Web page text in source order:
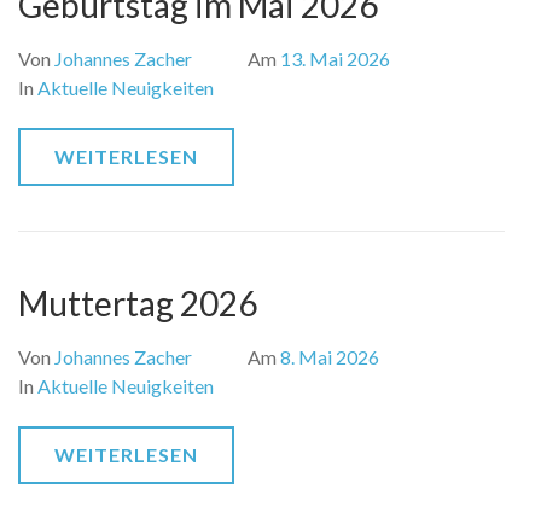
Von Johannes Zacher Am 13. Mai 2026
In Aktuelle Neuigkeiten
WEITERLESEN
Muttertag 2026
Von Johannes Zacher Am 8. Mai 2026
In Aktuelle Neuigkeiten
WEITERLESEN